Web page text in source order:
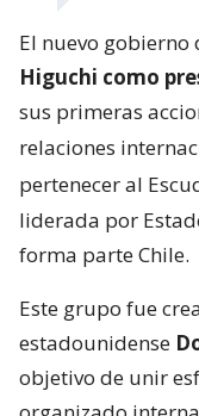
El nuevo gobierno
Higuchi como
sus primeras
relaciones
pertenecer al
liderada por
forma parte Chile.
Este grupo fue
estadounidense
objetivo de unir